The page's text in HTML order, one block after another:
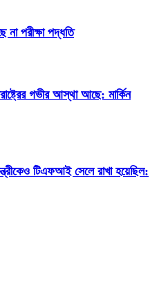
পরীক্ষা পদ্ধতি
গভীর আস্থা আছে: মার্কিন
টিএফআই সেলে রাখা হয়েছিল: